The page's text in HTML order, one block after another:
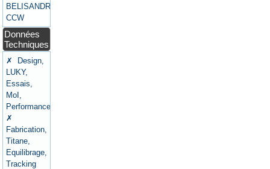
BELISANDRE
CCW
Données
Techniques
✗ Design,
LUKY,
Essais,
MoI,
Performances
✗
Fabrication,
Titane,
Equilibrage,
Tracking